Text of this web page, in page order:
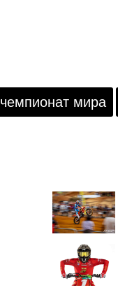
чемпионат мира